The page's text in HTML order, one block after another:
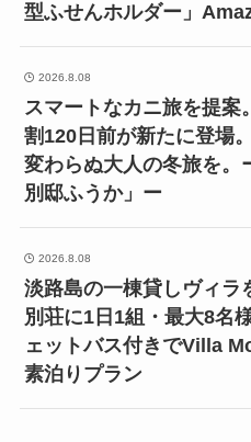
型ふせんホルダー」
2026.8.08
スマートなカニ旅を提案
割120日前が新たに登場
変わらぬ大人の冬旅を。
別邸ふうか」ー
2026.8.08
淡路島の一棟貸しヴィラ
別荘に1日1組・最大8名
ェットバス付きでVilla
素泊りプラン